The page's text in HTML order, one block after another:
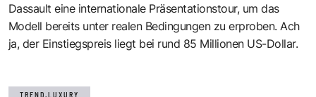
Dassault eine internationale Präsentationstour, um das
Modell bereits unter realen Bedingungen zu erproben. Ach
ja, der Einstiegspreis liegt bei rund 85 Millionen US-Dollar.
TREND.LUXURY